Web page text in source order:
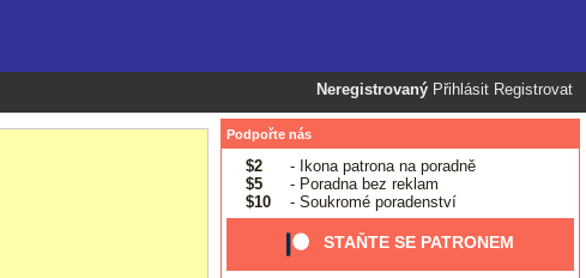
Neregistrovaný Přihlásit Registrovat
Podpořte nás
$2
- Ikona patrona na poradně
$5
- Poradna bez reklam
$10
- Soukromé poradenství
STAŇTE SE PATRONEM